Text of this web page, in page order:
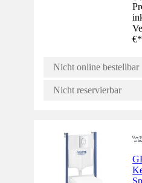
€*
Nicht online bestellbar
Nicht reservierbar